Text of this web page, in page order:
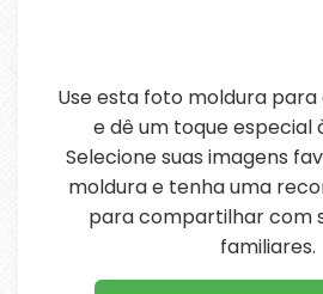
Use esta foto moldura
e dê um toque especial
Selecione suas imagens
moldura e tenha uma
para compartilhar com
familiares.